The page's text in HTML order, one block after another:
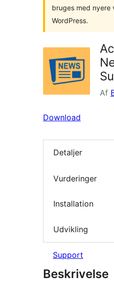
bruges med nyere
WordPress.
Af
Download
Detaljer
Vurderinger
Installation
Udvikling
Support
Beskrivelse